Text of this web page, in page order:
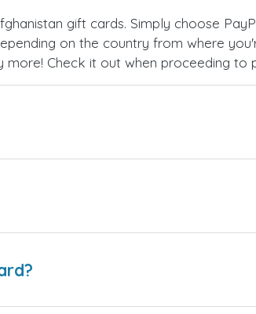
gift cards. Simply choose
on the country from where
more! Check it out when proceeding to